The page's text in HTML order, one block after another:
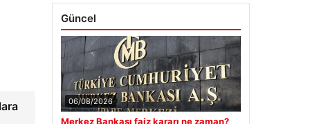
Güncel
06/08/2026
Merkez Bankası faiz kararı ne zaman?